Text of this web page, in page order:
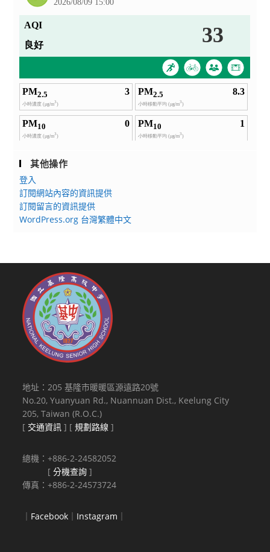
其他操作
登入
訂閱網站內容的資訊提供
訂閱留言的資訊提供
WordPress.org 台灣繁體中文
地址：205 基隆市暖暖區源遠路20號
No.20, Yuanyuan Rd., Nuannuan Dist., Keelung City
205, Taiwan (R.O.C.)
[ 交通資訊 ] [規劃路線 ]
總機：+886-2-24582052
[分機查詢 ]
傳真：+886-2-24573724
｜ Facebook ｜ Instagram ｜